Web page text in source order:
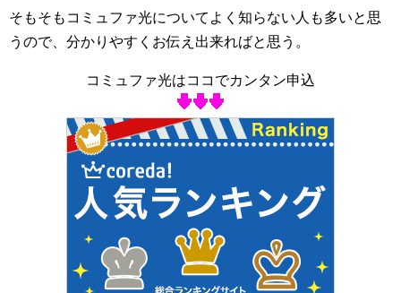
そもそもコミュファ光についてよく知らない人も多いと思
うので、分かりやすくお伝え出来ればと思う。
コミュファ光はココでカンタン申込